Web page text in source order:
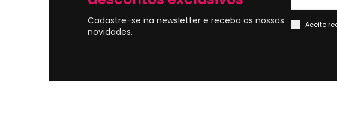
Cadastre-se na newsletter e receba as nossas
novidades.
Aceite